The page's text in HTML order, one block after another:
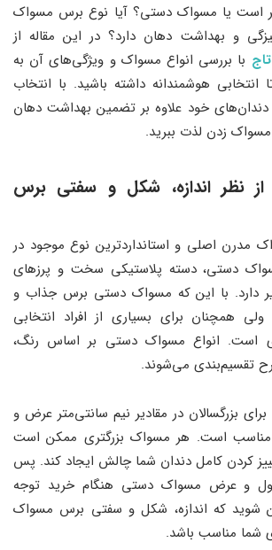
است یا مسواک دستی؟ آیا نوع برس مسواک
و بهداشت دهان دارد؟ در این مقاله از
با بررسی انواع مسواک و ویژگی‌های آن به
هوشمندانه داشته باشید. با انتخاب
خود علاوه بر تضمین بهداشت دهان
مسواک زدن لذت ببرید.
نظر اندازه، شکل و سفتی برس
مدرن اصلی و استانداردترین نوع موجود در
دستی، دسته پلاستیکی سخت و پرزهای
دارد. با این که مسواک دستی برس جذاب و
ولی همچنان برای بسیاری از افراد انتخابی
است. انواع مسواک دستی بر اساس رنگ،
تقسیم‌بندی می‌شوند.
بزرگسالان در مقادیر نیم سانتی‌متر عرض و
است. هر مسواک بزرگتری ممکن است
کردن کامل دندان شما چالش ایجاد کند. پس
و عرض مسواک دستی هنگام خرید توجه
شوید که اندازه، شکل و سفتی برس مسواک
شما مناسب باشد.